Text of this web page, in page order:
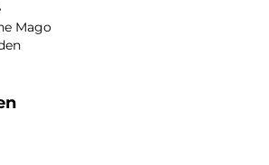
Mago